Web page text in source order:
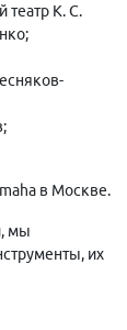
театр К. С.
в Москве.
мы
их